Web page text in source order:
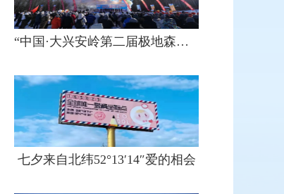
“中国·大兴安岭第二届极地森林冰雪嘉年华”开幕式暨漠河北极滑雪场首滑式盛大启幕
七夕来自北纬52°13′14″爱的相会